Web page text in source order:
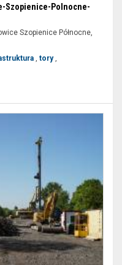
Szopienice-Polnocne-
Szopienice Północne,
, tory,